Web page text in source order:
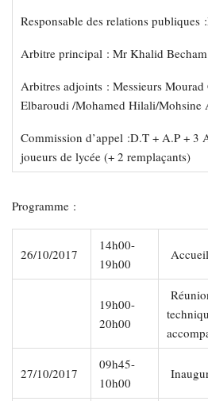
Responsable des relations
Arbitre principal : Mr Khalid
Arbitres adjoints : Messieurs
Elbaroudi /Mohamed Hilali/Mohsine
Commission d’appel :D.T + A.P + 3
joueurs de lycée (+ 2 remplaçants)
Programme :
26/10/2017
14h00-
19h00
19h00-
20h00
27/10/2017
09h45-
10h00